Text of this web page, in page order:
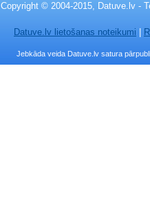
Copyright © 2004-2015, Datuve.lv -
Datuve.lv lietošanas noteikumi
Jebkāda veida Datuve.lv satura